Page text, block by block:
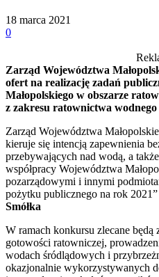
18 marca 2021
0
Zarząd Województwa
ofert na realizację zadań
Małopolskiego w obszarze
z zakresu ratownictwa
Zarząd Województwa
kieruje się intencją zapewnienia
przebywających nad wodą, a
współpracy Województwa
pozarządowymi i innymi
pożytku publicznego na rok
Smółka
W ramach konkursu zlecane będą
gotowości ratowniczej,
wodach śródlądowych i
okazjonalnie wykorzystywanych